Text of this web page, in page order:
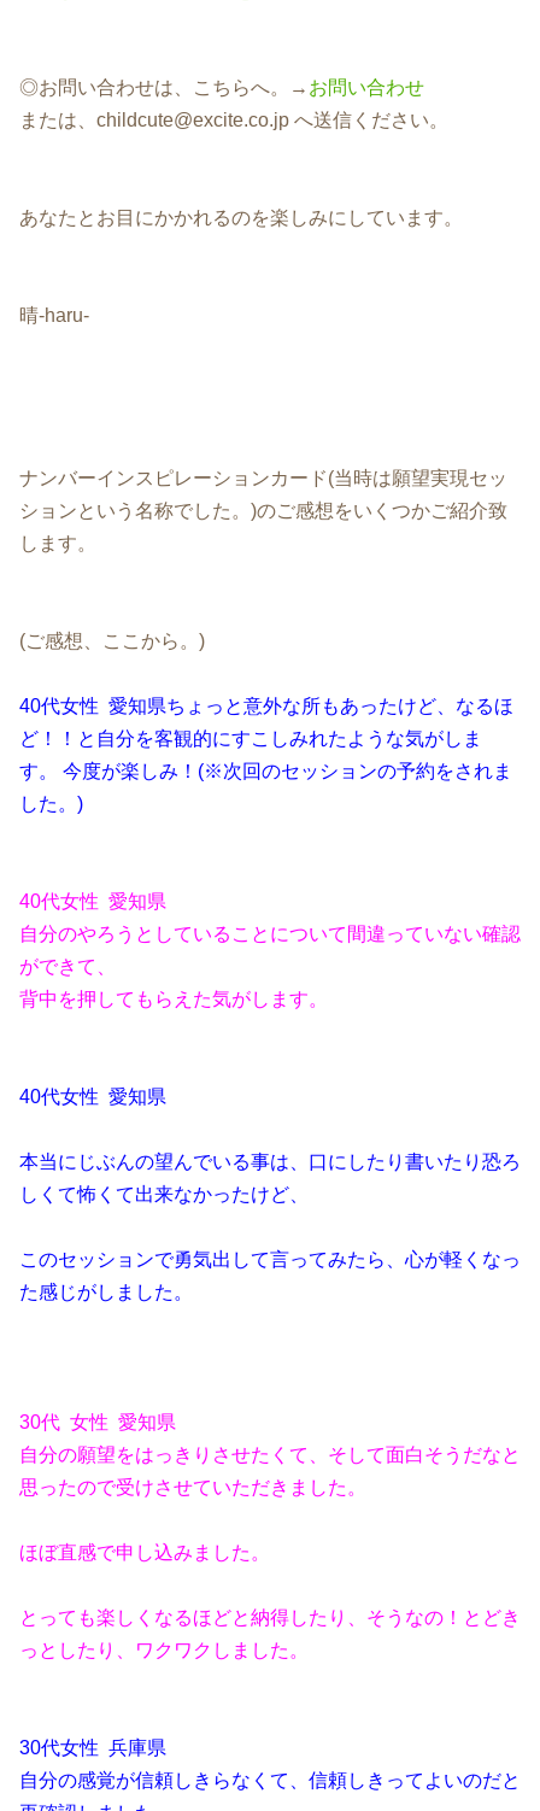
◎お問い合わせは、こちらへ。→ お問い合わせ
または、childcute@excite.co.jp へ送信ください。
あなたとお目にかかれるのを楽しみにしています。
晴-haru-
ナンバーインスピレーションカード(当時は願望実現セッ
ションという名称でした。)のご感想をいくつかご紹介致
します。
(ご感想、ここから。)
40代女性 愛知県ちょっと意外な所もあったけど、なるほ
ど！！と自分を客観的にすこしみれたような気がしま
す。 今度が楽しみ！(※次回のセッションの予約をされま
した。)
40代女性 愛知県
自分のやろうとしていることについて間違っていない確認
ができて、
背中を押してもらえた気がします。
40代女性 愛知県
本当にじぶんの望んでいる事は、口にしたり書いたり恐ろ
しくて怖くて出来なかったけど、
このセッションで勇気出して言ってみたら、心が軽くなっ
た感じがしました。
30代 女性 愛知県
自分の願望をはっきりさせたくて、そして面白そうだなと
思ったので受けさせていただきました。
ほぼ直感で申し込みました。
とっても楽しくなるほどと納得したり、そうなの！とどき
っとしたり、ワクワクしました。
30代女性 兵庫県
自分の感覚が信頼しきらなくて、信頼しきってよいのだと